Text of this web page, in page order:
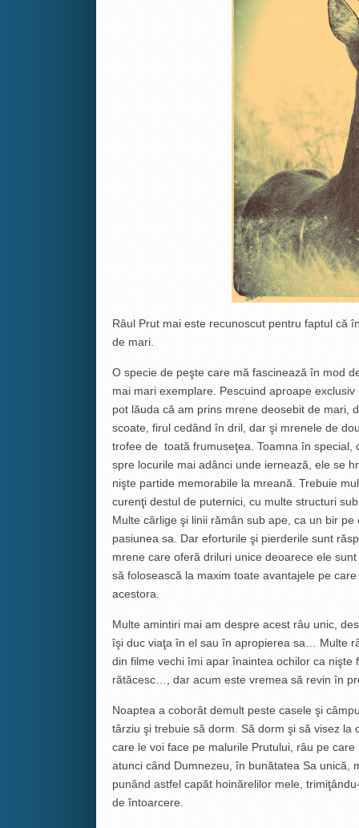
Râul Prut mai este recunoscut pentru faptul că
de mari.
O specie de peşte care mă fascinează în mod
mai mari exemplare. Pescuind aproape
pot lăuda că am prins mrene deosebit de mari,
scoate, firul cedând în dril, dar şi mrenele de
trofee de toată frumuseţea. Toamna în
spre locurile mai adânci unde iernează, ele se
nişte partide memorabile la mreană. Trebuie
curenţi destul de puternici, cu multe structuri
Multe cârlige şi linii rămân sub ape, ca un bir
pasiunea sa. Dar eforturile şi pierderile sunt
mrene care oferă driluri unice deoarece ele
să folosească la maxim toate avantajele pe
acestora.
Multe amintiri mai am despre acest râu unic,
îşi duc viaţa în el sau în apropierea sa… Multe
din filme vechi îmi apar înaintea ochilor ca
rătăcesc…, dar acum este vremea să revin în
Noaptea a coborât demult peste casele şi
târziu şi trebuie să dorm. Să dorm şi să visez
care le voi face pe malurile Prutului, râu pe
atunci când Dumnezeu, în bunătatea Sa unică,
punând astfel capăt hoinărelilor mele,
de întoarcere.